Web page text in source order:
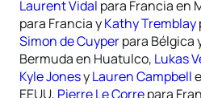
Laurent Vidal para Francia en
para Francia yKathy Tremblay
Simon de Cuyperpara Bélgica
Bermuda en Huatulco, Lukas
Kyle JonesyLauren Campbell
EEUU, Pierre Le Correpara